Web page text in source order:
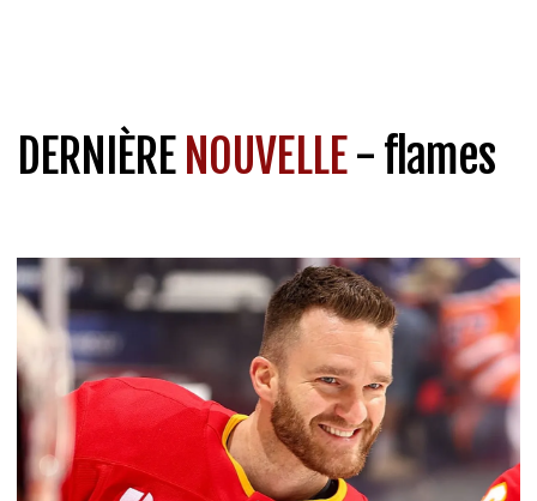
DERNIÈRENOUVELLE- flames